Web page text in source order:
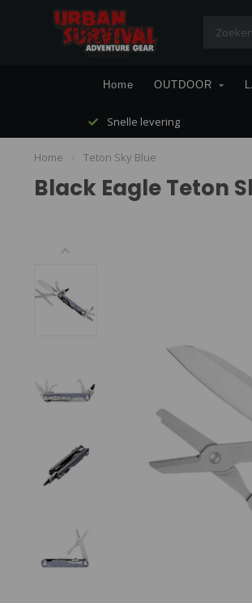
Home OUTDOOR
Snelle levering
Home Teton Sky Blue
Black Eagle Teton